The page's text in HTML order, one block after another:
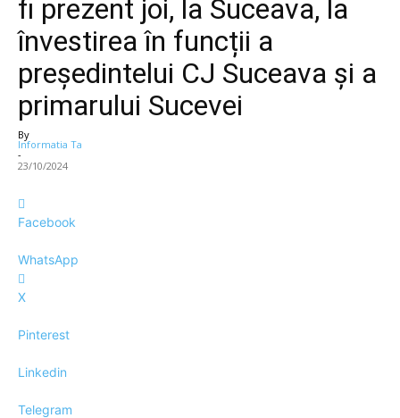
fi prezent joi, la Suceava, la
învestirea în funcții a
președintelui CJ Suceava și a
primarului Sucevei
By
Informatia Ta
-
23/10/2024
Facebook
WhatsApp
X
Pinterest
Linkedin
Telegram